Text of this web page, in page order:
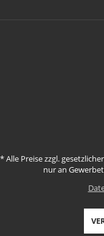
*Alle Preise zzgl.
nur an